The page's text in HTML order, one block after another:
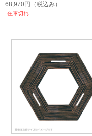
68,970円 （税込み）
在庫切れ